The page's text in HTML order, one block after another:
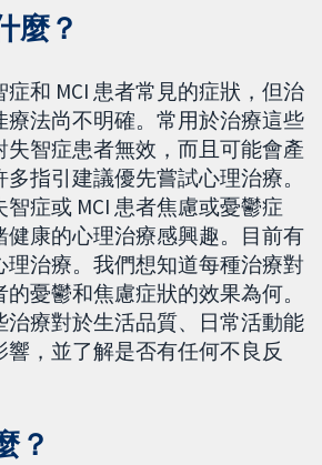
麼？
和 MCI 患者常見的症狀，但治
療法尚不明確。常用於治療這些
失智症患者無效，而且可能會產
指引建議優先嘗試心理治療。
症或 MCI 患者焦慮或憂鬱症
健康的心理治療感興趣。目前有
理治療。我們想知道每種治療對
的憂鬱和焦慮症狀的效果為何。
治療對於生活品質、日常活動能
，並了解是否有任何不良反
？